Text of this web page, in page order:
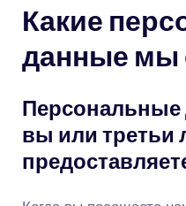
Какие
данные мы
вы или третьи